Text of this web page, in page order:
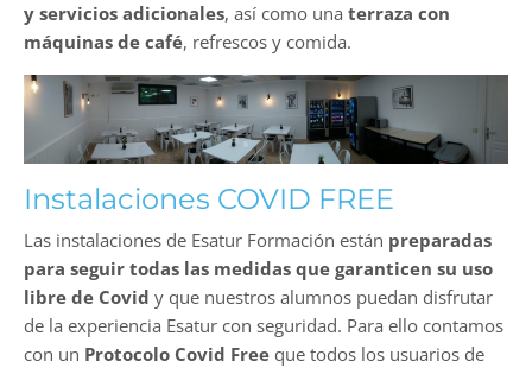
y servicios adicionales, así como una terraza con
máquinas de café, refrescos y comida.
Instalaciones COVID FREE
Las instalaciones de Esatur Formación están preparadas
para seguir todas las medidas que garanticen su uso
libre de Covid y que nuestros alumnos puedan disfrutar
de la experiencia Esatur con seguridad. Para ello contamos
con un Protocolo Covid Free que todos los usuarios de